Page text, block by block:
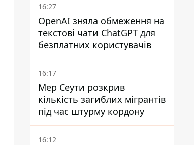
16:27
OpenAI зняла обмеження на
текстові чати ChatGPT для
безплатних користувачів
16:17
Мер Сеути розкрив
кількість загиблих мігрантів
під час штурму кордону
16:12